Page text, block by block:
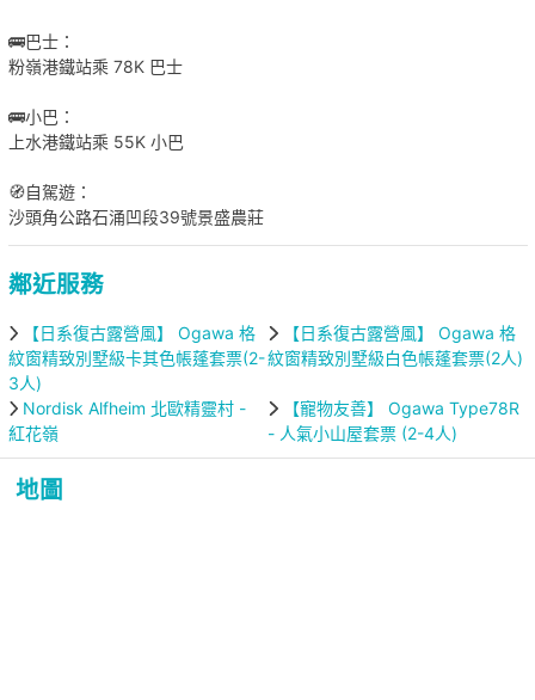
🚌巴士：
粉嶺港鐵站乘 78K 巴士
🚌小巴：
上水港鐵站乘 55K 小巴
🧭自駕遊：
沙頭角公路石涌凹段39號景盛農莊
鄰近服務
【日系復古露營風】 Ogawa 格
紋窗精致別墅級卡其色帳蓬套票(2-
3人)
【日系復古露營風】 Ogawa 格
紋窗精致別墅級白色帳蓬套票(2人)
Nordisk Alfheim 北歐精靈村 -
紅花嶺
【寵物友善】 Ogawa Type78R
- 人氣小山屋套票 (2-4人)
地圖